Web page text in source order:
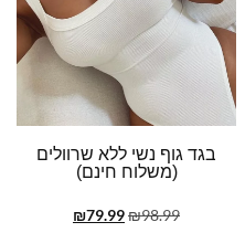
בגד גוף נשי ללא שרוולים
(משלוח חינם)
₪98.99
₪79.99